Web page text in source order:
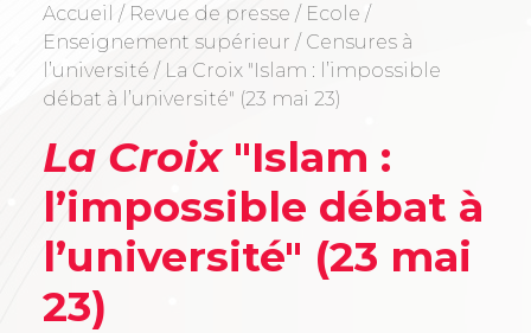
Accueil / Revue de presse / Ecole /
Enseignement supérieur / Censures à
l’université / La Croix "Islam : l’impossible
débat à l’université" (23 mai 23)
La Croix"Islam :
l’impossible débat à
l’université" (23 mai
23)